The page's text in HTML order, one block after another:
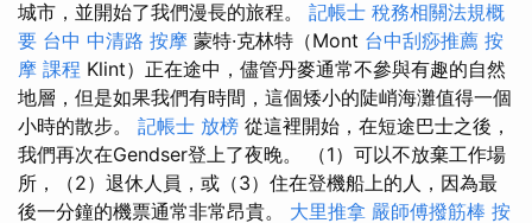
城市，並開始了我們漫長的旅程。 記帳士 稅務相關法規概
要 台中 中清路 按摩 蒙特·克林特（Mont 台中刮痧推薦 按
摩 課程 Klint）正在途中，儘管丹麥通常不參與有趣的自然
地層，但是如果我們有時間，這個矮小的陡峭海灘值得一個
小時的散步。 記帳士 放榜 從這裡開始，在短途巴士之後，
我們再次在Gendser登上了夜晚。 （1）可以不放棄工作場
所，（2）退休人員，或（3）住在登機船上的人，因為最
後一分鐘的機票通常非常昂貴。 大里推拿 嚴師傅撥筋棒 按